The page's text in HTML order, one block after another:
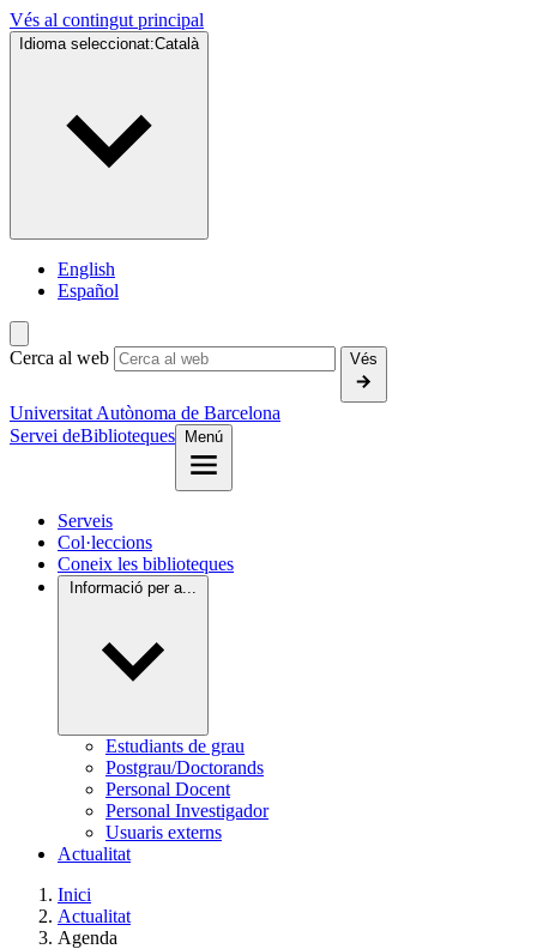
Vés al contingut principal
Idioma seleccionat:Català
English
Español
Cerca al web Vés
Universitat Autònoma de Barcelona
Servei deBiblioteques Menú
Serveis
Col·leccions
Coneix les biblioteques
Informació per a...
Estudiants de grau
Postgrau/Doctorands
Personal Docent
Personal Investigador
Usuaris externs
Actualitat
Inici
Actualitat
Agenda